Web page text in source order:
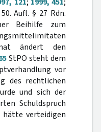
Aufl. § 27 Rdn.
Beihilfe zum
ändert den
StPO steht dem
vor
des rechtlichen
und sich der
Schuldspruch
hätte verteidigen